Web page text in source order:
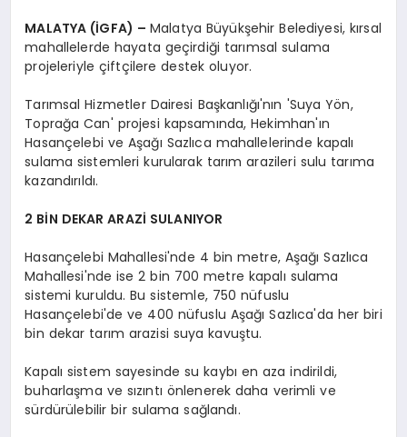
MALATYA (İGFA) –Malatya Büyükşehir Belediyesi, kırsal
mahallelerde hayata geçirdiği tarımsal sulama
projeleriyle çiftçilere destek oluyor.
Tarımsal Hizmetler Dairesi Başkanlığı'nın 'Suya Yön,
Toprağa Can' projesi kapsamında, Hekimhan'ın
Hasançelebi ve Aşağı Sazlıca mahallelerinde kapalı
sulama sistemleri kurularak tarım arazileri sulu tarıma
kazandırıldı.
2 BİN DEKAR ARAZİ SULANIYOR
Hasançelebi Mahallesi'nde 4 bin metre, Aşağı Sazlıca
Mahallesi'nde ise 2 bin 700 metre kapalı sulama
sistemi kuruldu. Bu sistemle, 750 nüfuslu
Hasançelebi'de ve 400 nüfuslu Aşağı Sazlıca'da her biri
bin dekar tarım arazisi suya kavuştu.
Kapalı sistem sayesinde su kaybı en aza indirildi,
buharlaşma ve sızıntı önlenerek daha verimli ve
sürdürülebilir bir sulama sağlandı.